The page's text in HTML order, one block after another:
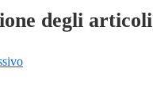
degli articoli